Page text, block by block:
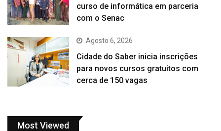
curso de informática em parceria
com o Senac
Agosto 6, 2026
Cidade do Saber inicia inscrições
para novos cursos gratuitos com
cerca de 150 vagas
Most Viewed